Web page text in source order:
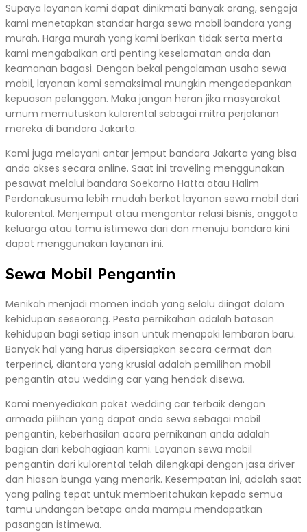
Supaya layanan kami dapat dinikmati banyak orang, sengaja
kami menetapkan standar harga sewa mobil bandara yang
murah. Harga murah yang kami berikan tidak serta merta
kami mengabaikan arti penting keselamatan anda dan
keamanan bagasi. Dengan bekal pengalaman usaha sewa
mobil, layanan kami semaksimal mungkin mengedepankan
kepuasan pelanggan. Maka jangan heran jika masyarakat
umum memutuskan kulorental sebagai mitra perjalanan
mereka di bandara Jakarta.
Kami juga melayani antar jemput bandara Jakarta yang bisa
anda akses secara online. Saat ini traveling menggunakan
pesawat melalui bandara Soekarno Hatta atau Halim
Perdanakusuma lebih mudah berkat layanan sewa mobil dari
kulorental. Menjemput atau mengantar relasi bisnis, anggota
keluarga atau tamu istimewa dari dan menuju bandara kini
dapat menggunakan layanan ini.
Sewa Mobil Pengantin
Menikah menjadi momen indah yang selalu diingat dalam
kehidupan seseorang. Pesta pernikahan adalah batasan
kehidupan bagi setiap insan untuk menapaki lembaran baru.
Banyak hal yang harus dipersiapkan secara cermat dan
terperinci, diantara yang krusial adalah pemilihan mobil
pengantin atau wedding car yang hendak disewa.
Kami menyediakan paket wedding car terbaik dengan
armada pilihan yang dapat anda sewa sebagai mobil
pengantin, keberhasilan acara pernikanan anda adalah
bagian dari kebahagiaan kami. Layanan sewa mobil
pengantin dari kulorental telah dilengkapi dengan jasa driver
dan hiasan bunga yang menarik. Kesempatan ini, adalah saat
yang paling tepat untuk memberitahukan kepada semua
tamu undangan betapa anda mampu mendapatkan
pasangan istimewa.